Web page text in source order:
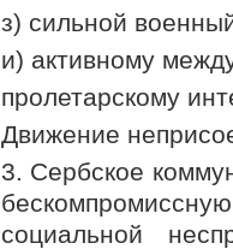
з) сильной
и) активному
пролетарскому
Движение
3. Сербское
социальной